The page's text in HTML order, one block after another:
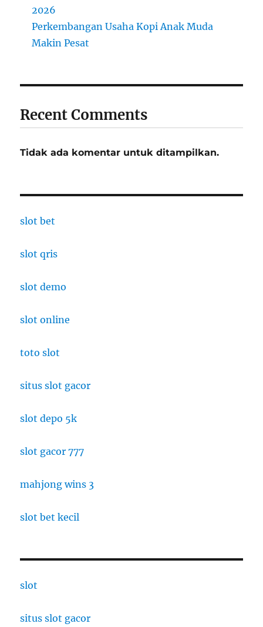
2026
Perkembangan Usaha Kopi Anak Muda
Makin Pesat
Recent Comments
Tidak ada komentar untuk ditampilkan.
slot bet
slot qris
slot demo
slot online
toto slot
situs slot gacor
slot depo 5k
slot gacor 777
mahjong wins 3
slot bet kecil
slot
situs slot gacor